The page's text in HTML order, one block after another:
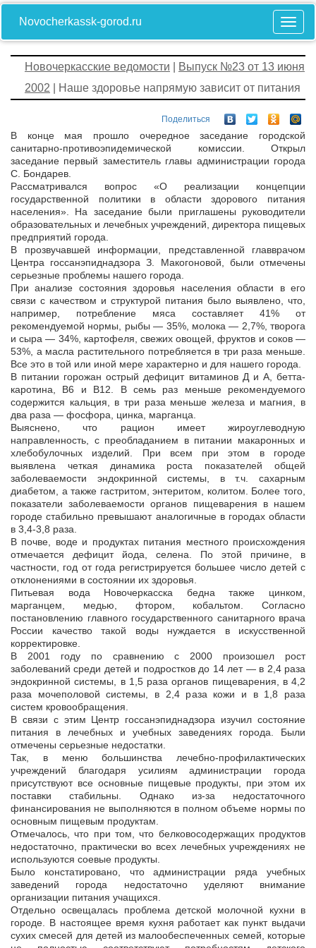
Novocherkassk-gorod.ru
Новочеркасские ведомости
Выпуск №23 от 13 июня
2002 | Наше здоровье напрямую зависит от питания
Поделиться
В конце мая прошло очередное заседание городской
санитарно-противоэпидемической комиссии. Открыл
заседание первый заместитель главы администрации города
С. Бондарев.
Рассматривался вопрос «О реализации концепции
государственной политики в области здорового питания
населения». На заседание были приглашены руководители
образовательных и лечебных учреждений, директора пищевых
предприятий города.
В прозвучавшей информации, представленной главврачом
Центра госсанэпиднадзора З. Макогоновой, были отмечены
серьезные проблемы нашего города.
При анализе состояния здоровья населения области в его
связи с качеством и структурой питания было выявлено, что,
например, потребление мяса составляет 41% от
рекомендуемой нормы, рыбы — 35%, молока — 2,7%, творога
и сыра — 34%, картофеля, свежих овощей, фруктов и соков —
53%, а масла растительного потребляется в три раза меньше.
Все это в той или иной мере характерно и для нашего города.
В питании горожан острый дефицит витаминов Д и А, бетта-
каротина, В6 и В12. В семь раз меньше рекомендуемого
содержится кальция, в три раза меньше железа и магния, в
два раза — фосфора, цинка, марганца.
Выяснено, что рацион имеет жироуглеводную
направленность, с преобладанием в питании макаронных и
хлебобулочных изделий. При всем при этом в городе
выявлена четкая динамика роста показателей общей
заболеваемости эндокринной системы, в т.ч. сахарным
диабетом, а также гастритом, энтеритом, колитом. Более того,
показатели заболеваемости органов пищеварения в нашем
городе стабильно превышают аналогичные в городах области
в 3,4-3,8 раза.
В почве, воде и продуктах питания местного происхождения
отмечается дефицит йода, селена. По этой причине, в
частности, год от года регистрируется большее число детей с
отклонениями в состоянии их здоровья.
Питьевая вода Новочеркасска бедна также цинком,
марганцем, медью, фтором, кобальтом. Согласно
постановлению главного государственного санитарного врача
России качество такой воды нуждается в искусственной
корректировке.
В 2001 году по сравнению с 2000 произошел рост
заболеваний среди детей и подростков до 14 лет — в 2,4 раза
эндокринной системы, в 1,5 раза органов пищеварения, в 4,2
раза мочеполовой системы, в 2,4 раза кожи и в 1,8 раза
систем кровообращения.
В связи с этим Центр госсанэпиднадзора изучил состояние
питания в лечебных и учебных заведениях города. Были
отмечены серьезные недостатки.
Так, в меню большинства лечебно-профилактических
учреждений благодаря усилиям администрации города
присутствуют все основные пищевые продукты, при этом их
поставки стабильны. Однако из-за недостаточного
финансирования не выполняются в полном объеме нормы по
основным пищевым продуктам.
Отмечалось, что при том, что белковосодержащих продуктов
недостаточно, практически во всех лечебных учреждениях не
используются соевые продукты.
Было констатировано, что администрации ряда учебных
заведений города недостаточно уделяют внимание
организации питания учащихся.
Отдельно освещалась проблема детской молочной кухни в
городе. В настоящее время кухня работает как пункт выдачи
сухих смесей для детей из малообеспеченных семей, которые